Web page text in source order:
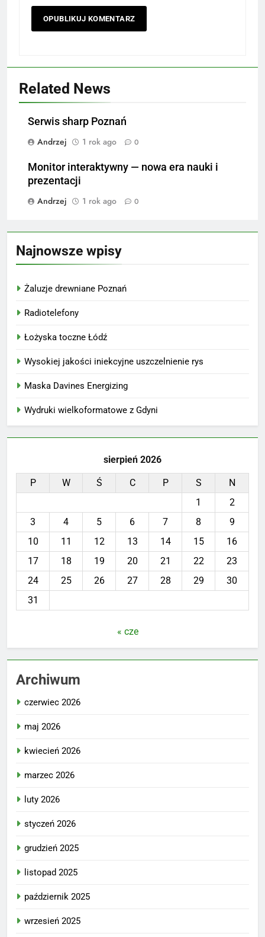
Related News
Serwis sharp Poznań
Andrzej
1 rok ago 0
Monitor interaktywny — nowa era nauki i
prezentacji
Andrzej
1 rok ago 0
Najnowsze wpisy
Żaluzje drewniane Poznań
Radiotelefony
Łożyska toczne Łódź
Wysokiej jakości iniekcyjne uszczelnienie rys
Maska Davines Energizing
Wydruki wielkoformatowe z Gdyni
sierpień 2026
P W Ś C P S
N
1
2
3
4 5 6 7 8
9
10
11 12 13 14 15
16
17
18 19 20 21 22
23
24
25 26 27 28 29
30
31
« cze
Archiwum
czerwiec 2026
maj 2026
kwiecień 2026
marzec 2026
luty 2026
styczeń 2026
grudzień 2025
listopad 2025
październik 2025
wrzesień 2025